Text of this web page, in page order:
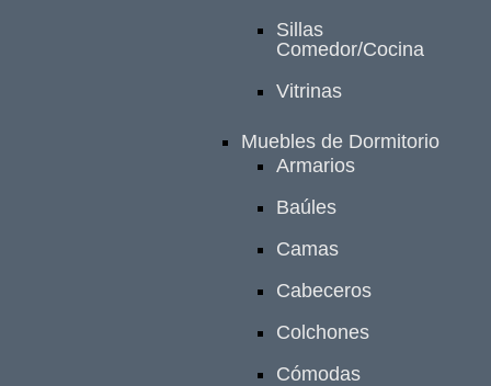
Sillas
Comedor/Cocina
Vitrinas
Muebles de Dormitorio
Armarios
Baúles
Camas
Cabeceros
Colchones
Cómodas